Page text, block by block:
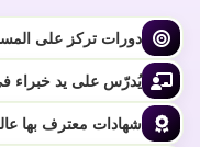
دورات تركز على
يُدرّس على يد خبراء
شهادات معترف بها